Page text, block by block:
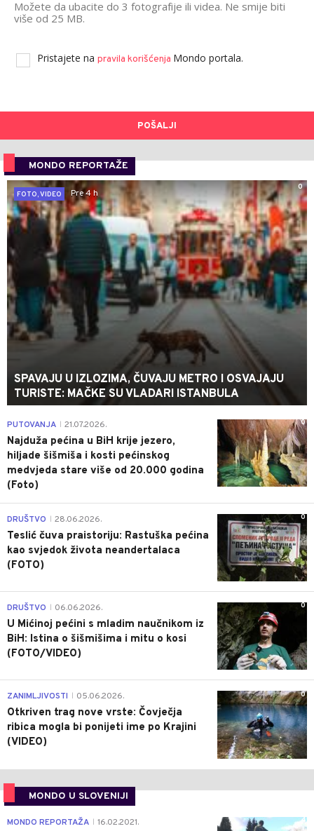
Možete da ubacite do 3 fotografije ili videa. Ne smije biti
više od 25 MB.
Pristajete na pravila korišćenja Mondo portala.
POŠALJI
MONDO REPORTAŽE
0
FOTO, VIDEO
Pre 4 h
SPAVAJU U IZLOZIMA, ČUVAJU METRO I OSVAJAJU
TURISTE: MAČKE SU VLADARI ISTANBULA
0
PUTOVANJA 21.07.2026.
Najduža pećina u BiH krije jezero,
hiljade šišmiša i kosti pećinskog
medvjeda stare više od 20.000 godina
(Foto)
0
DRUŠTVO 28.06.2026.
Teslić čuva praistoriju: Rastuška pećina
kao svjedok života neandertalaca
(FOTO)
0
DRUŠTVO 06.06.2026.
U Mićinoj pećini s mladim naučnikom iz
BiH: Istina o šišmišima i mitu o kosi
(FOTO/VIDEO)
0
ZANIMLJIVOSTI 05.06.2026.
Otkriven trag nove vrste: Čovječja
ribica mogla bi ponijeti ime po Krajini
(VIDEO)
MONDO U SLOVENIJI
4
MONDO REPORTAŽA 16.02.2021.